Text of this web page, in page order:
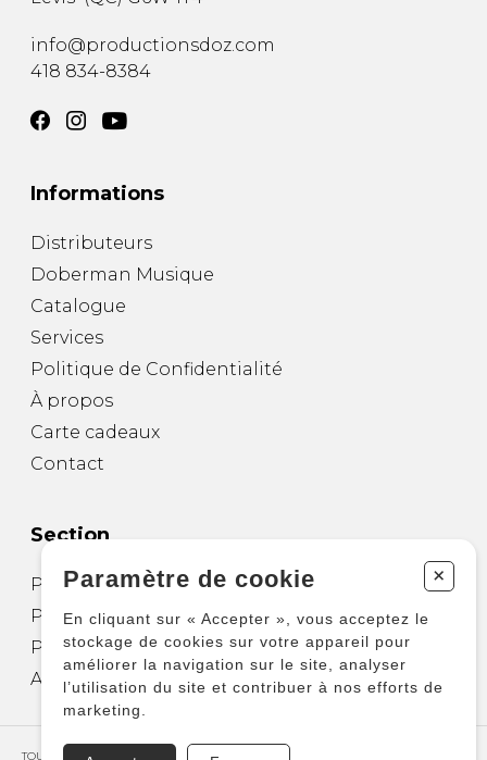
info@productionsdoz.com
418 834-8384
Informations
Distributeurs
Doberman Musique
Catalogue
Services
Politique de Confidentialité
À propos
Carte cadeaux
Contact
Section
Partitions pour guitare
Partitions pour autres instruments
Partitions pour ensembles
Autres produits
TOUS DROITS RÉSERVÉS © COPYRIGHT 2026 – PRODUCTIONS D'OZ
Paramètre de cookie +
En cliquant sur « Accepter », vous acceptez le
stockage de cookies sur votre appareil pour
améliorer la navigation sur le site, analyser
l’utilisation du site et contribuer à nos efforts de
marketing.